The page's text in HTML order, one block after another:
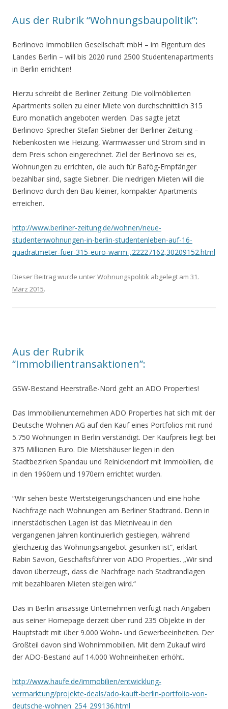
Aus der Rubrik “Wohnungsbaupolitik”:
Berlinovo Immobilien Gesellschaft mbH – im Eigentum des
Landes Berlin – will bis 2020 rund 2500 Studentenapartments
in Berlin errichten!
Hierzu schreibt die Berliner Zeitung: Die vollmöblierten
Apartments sollen zu einer Miete von durchschnittlich 315
Euro monatlich angeboten werden. Das sagte jetzt
Berlinovo-Sprecher Stefan Siebner der Berliner Zeitung –
Nebenkosten wie Heizung, Warmwasser und Strom sind in
dem Preis schon eingerechnet. Ziel der Berlinovo sei es,
Wohnungen zu errichten, die auch für Bafög-Empfänger
bezahlbar sind, sagte Siebner. Die niedrigen Mieten will die
Berlinovo durch den Bau kleiner, kompakter Apartments
erreichen.
http://www.berliner-zeitung.de/wohnen/neue-
studentenwohnungen-in-berlin-studentenleben-auf-16-
quadratmeter-fuer-315-euro-warm-,22227162,30209152.html
Dieser Beitrag wurde unterWohnungspolitik abgelegt am 31.
März 2015.
Aus der Rubrik
“Immobilientransaktionen”:
GSW-Bestand Heerstraße-Nord geht an ADO Properties!
Das Immobilienunternehmen ADO Properties hat sich mit der
Deutsche Wohnen AG auf den Kauf eines Portfolios mit rund
5.750 Wohnungen in Berlin verständigt. Der Kaufpreis liegt bei
375 Millionen Euro. Die Mietshäuser liegen in den
Stadtbezirken Spandau und Reinickendorf mit Immobilien, die
in den 1960ern und 1970ern errichtet wurden.
“Wir sehen beste Wertsteigerungschancen und eine hohe
Nachfrage nach Wohnungen am Berliner Stadtrand. Denn in
innerstädtischen Lagen ist das Mietniveau in den
vergangenen Jahren kontinuierlich gestiegen, während
gleichzeitig das Wohnungsangebot gesunken ist“, erklärt
Rabin Savion, Geschäftsführer von ADO Properties. „Wir sind
davon überzeugt, dass die Nachfrage nach Stadtrandlagen
mit bezahlbaren Mieten steigen wird.“
Das in Berlin ansässige Unternehmen verfügt nach Angaben
aus seiner Homepage derzeit über rund 235 Objekte in der
Hauptstadt mit über 9.000 Wohn- und Gewerbeeinheiten. Der
Großteil davon sind Wohnimmobilien. Mit dem Zukauf wird
der ADO-Bestand auf 14.000 Wohneinheiten erhöht.
http://www.haufe.de/immobilien/entwicklung-
vermarktung/projekte-deals/ado-kauft-berlin-portfolio-von-
deutsche-wohnen_254_299136.html